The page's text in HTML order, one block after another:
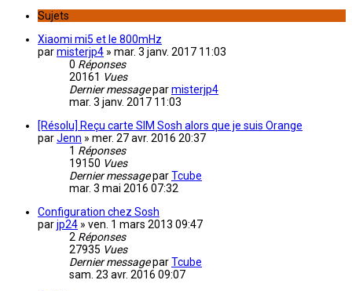
Sujets
Xiaomi mi5 et le 800mHz
parmisterjp4 » mar. 3 janv. 2017 11:03
0 Réponses
20161 Vues
Dernier messageparmisterjp4
mar. 3 janv. 2017 11:03
[Résolu] Reçu carte SIM Sosh alors que je suis Orange
parJenn » mer. 27 avr. 2016 20:37
1 Réponses
19150 Vues
Dernier messageparTcube
mar. 3 mai 2016 07:32
Configuration chez Sosh
parjp24 » ven. 1 mars 2013 09:47
2 Réponses
27935 Vues
Dernier messageparTcube
sam. 23 avr. 2016 09:07